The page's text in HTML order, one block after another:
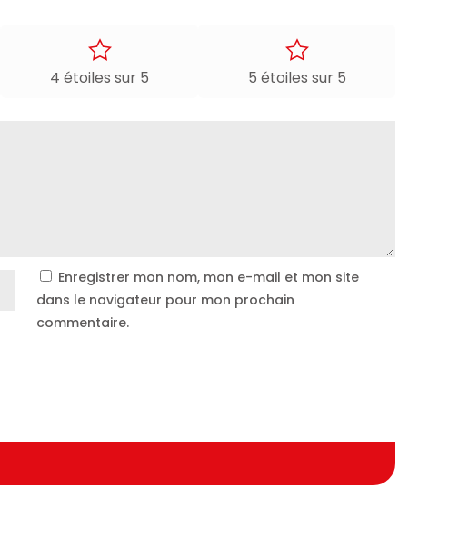
4 étoiles sur 5 5 étoiles sur 5
Enregistrer mon nom, mon e-mail et mon site
dans le navigateur pour mon prochain
commentaire.